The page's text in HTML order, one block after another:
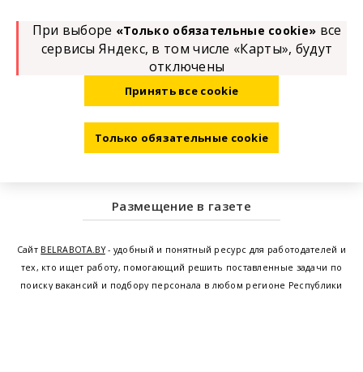
Размещение в газете
Сайт BELRABOTA.BY- удобный и понятный ресурс для работодателей и
тех, кто ищет работу, помогающий решить поставленные задачи по
поиску вакансий и подбору персонала в любом регионе Республики
При выборе «Только обязательные cookie» все
сервисы Яндекс, в том числе «Карты», будут
отключены
Принять все cookie
Только обязательные cookie